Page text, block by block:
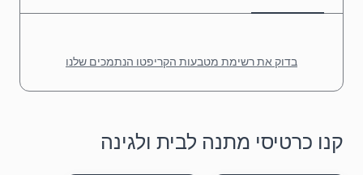
בדוק את רשימת מטבעות הקריפטו הנתמכים שלנו
קנו כרטיסי מתנה לבית ולגינה